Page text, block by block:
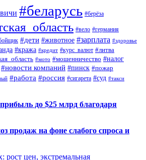
#беларусь #берёза
#вело #германия
#дети #животное #зарплата #здоровье
#кража #кредит #курс_валют #литва
#мото #мошенничество #налог
#новости компаний #пинск #пожар
#работа #россия #сигарета #суд #такси
до $25 млрд благодаря
продаж на фоне слабого спроса и
рост цен, экстремальная